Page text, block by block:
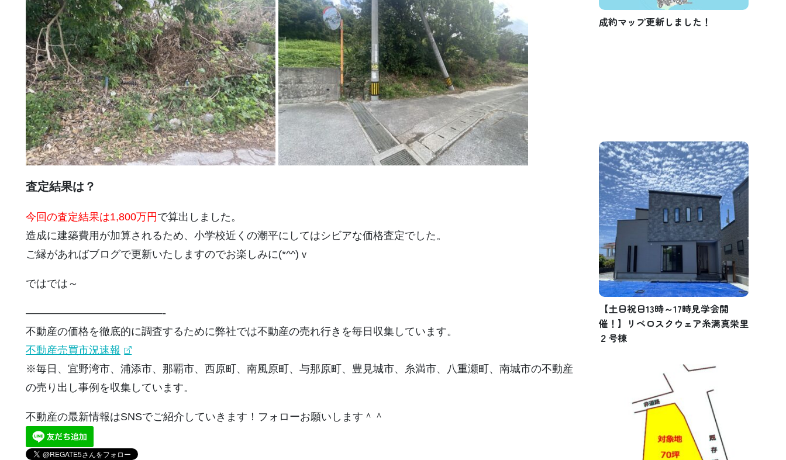
査定結果は？
今回の査定結果は1,800万円 で算出しました。
造成に建築費用が加算されるため、小学校近くの潮平にしてはシビアな価格査定でした。
ご縁があればブログで更新いたしますのでお楽しみに(*^^)ｖ
ではでは～
—————————————-
不動産の価格を徹底的に調査するために弊社では不動産の売れ行きを毎日収集しています。
不動産売買市況速報
※毎日、宜野湾市、浦添市、那覇市、西原町、南風原町、与那原町、豊見城市、糸満市、八重瀬町、南城市の不動産
の売り出し事例を収集しています。
不動産の最新情報はSNSでご紹介していきます！フォローお願いします＾＾
成約マップ更新しました！
【土日祝日13時～17時見学会開
催！】リベロスクウェア糸満真栄里
２号棟